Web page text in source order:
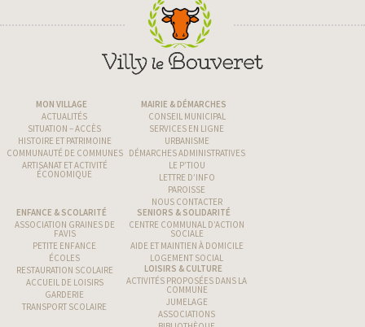
MON VILLAGE
ACTUALITÉS
SITUATION – ACCÈS
HISTOIRE ET PATRIMOINE
COMMUNAUTÉ DE COMMUNES
ARTISANAT ET ACTIVITÉ
ÉCONOMIQUE
MAIRIE & DÉMARCHES
CONSEIL MUNICIPAL
SERVICES EN LIGNE
URBANISME
DÉMARCHES ADMINISTRATIVES
LE P’TIOU
LETTRE D’INFO
PAROISSE
NOUS CONTACTER
ENFANCE & SCOLARITÉ
ASSOCIATION GRAINES DE
FAVIS
PETITE ENFANCE
ÉCOLES
RESTAURATION SCOLAIRE
ACCUEIL DE LOISIRS
GARDERIE
TRANSPORT SCOLAIRE
SENIORS & SOLIDARITÉ
CENTRE COMMUNAL D’ACTION
SOCIALE
AIDE ET MAINTIEN À DOMICILE
LOGEMENT SOCIAL
LOISIRS & CULTURE
ACTIVITÉS PROPOSÉES DANS LA
COMMUNE
JUMELAGE
ASSOCIATIONS